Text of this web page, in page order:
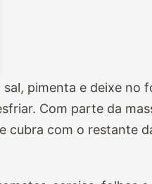
pimenta e deixe no
Com parte da
com o restante